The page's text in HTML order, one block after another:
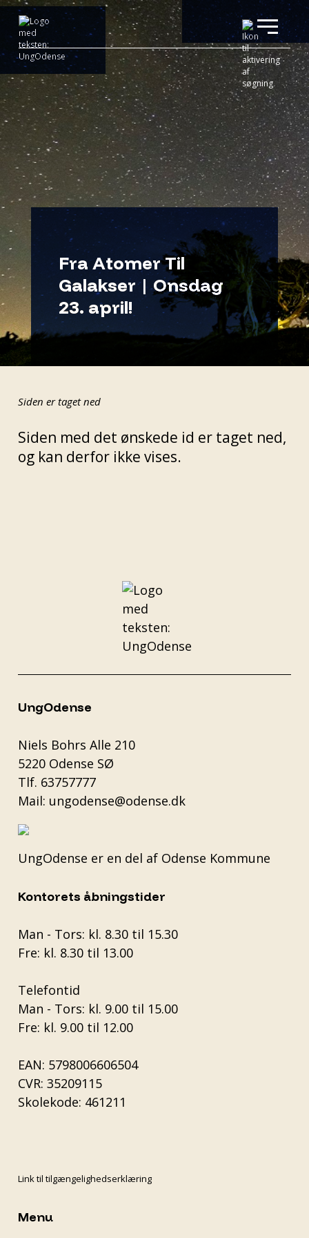
Fra Atomer Til
Galakser | Onsdag
23. april!
Siden er taget ned
Siden med det ønskede id er taget ned,
og kan derfor ikke vises.
UngOdense
Niels Bohrs Alle 210
5220 Odense SØ
Tlf. 63757777
Mail: ungodense@odense.dk
UngOdense er en del af Odense Kommune
Kontorets åbningstider
Man - Tors: kl. 8.30 til 15.30
Fre: kl. 8.30 til 13.00
Telefontid
Man - Tors: kl. 9.00 til 15.00
Fre: kl. 9.00 til 12.00
EAN: 5798006606504
CVR: 35209115
Skolekode: 461211
Link til tilgængelighedserklæring
Menu